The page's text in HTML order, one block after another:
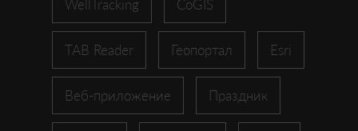
WellTracking CoGIS
TAB Reader Геопортал Esri
Веб-приложение Праздник